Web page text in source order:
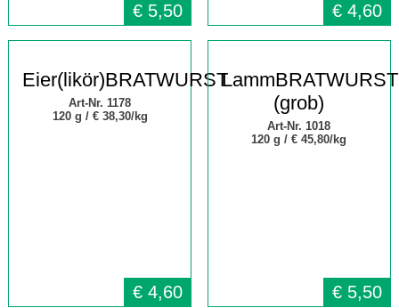
€ 5,50 € 4,60
Eier(likör)BRATWURST
Art-Nr. 1178
120 g / € 38,30/kg
€ 4,60
LammBRATWURST
(grob)
Art-Nr. 1018
120 g /€ 45,80/kg
€ 5,50